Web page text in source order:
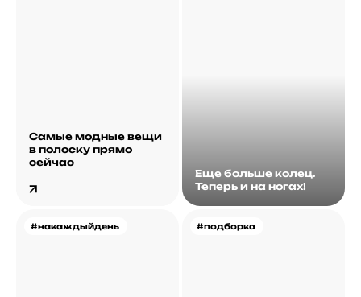
Самые модные вещи
в полоску прямо
сейчас
Еще больше колец.
Теперь и на ногах!
#накаждыйдень #подборка